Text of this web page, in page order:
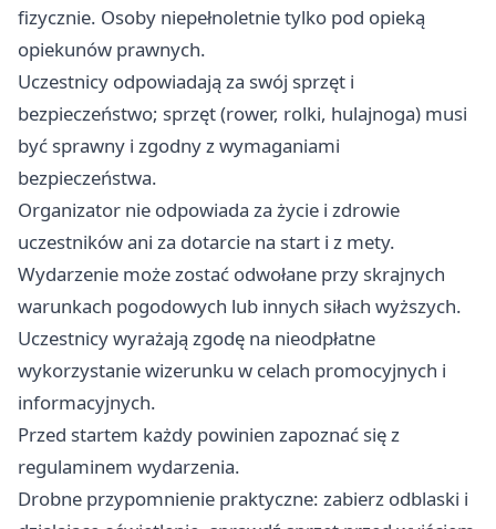
fizycznie. Osoby niepełnoletnie tylko pod opieką
opiekunów prawnych.
Uczestnicy odpowiadają za swój sprzęt i
bezpieczeństwo; sprzęt (rower, rolki, hulajnoga) musi
być sprawny i zgodny z wymaganiami
bezpieczeństwa.
Organizator nie odpowiada za życie i zdrowie
uczestników ani za dotarcie na start i z mety.
Wydarzenie może zostać odwołane przy skrajnych
warunkach pogodowych lub innych siłach wyższych.
Uczestnicy wyrażają zgodę na nieodpłatne
wykorzystanie wizerunku w celach promocyjnych i
informacyjnych.
Przed startem każdy powinien zapoznać się z
regulaminem wydarzenia.
Drobne przypomnienie praktyczne: zabierz odblaski i